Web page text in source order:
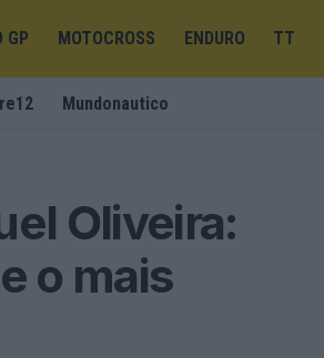
GP MOTOCROSS ENDURO TT
Mundonautico
Oliveira:
o mais